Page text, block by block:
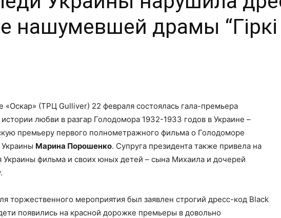
нашумевшей драмы
«Оскар» (ТРЦ Gulliver) 22 февраля состоялась гала-премьера
любви в разгар Голодомора 1932-1933 годов в Украине –
премьеру первого полнометражного фильма о Голодоморе
Марина Порошенко. Супруга президента также привела на
Украины фильма и своих юных детей – сына Михаила и дочерей
торжественного мероприятия был заявлен строгий дресс-код Black
появились на красной дорожке премьеры в довольно